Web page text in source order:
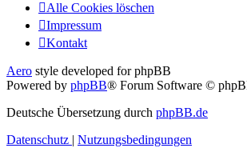
Alle Cookies löschen
Impressum
Kontakt
Aero style developed for phpBB
Powered by phpBB® Forum Software ©
Deutsche Übersetzung durch phpBB.de
Datenschutz | Nutzungsbedingungen